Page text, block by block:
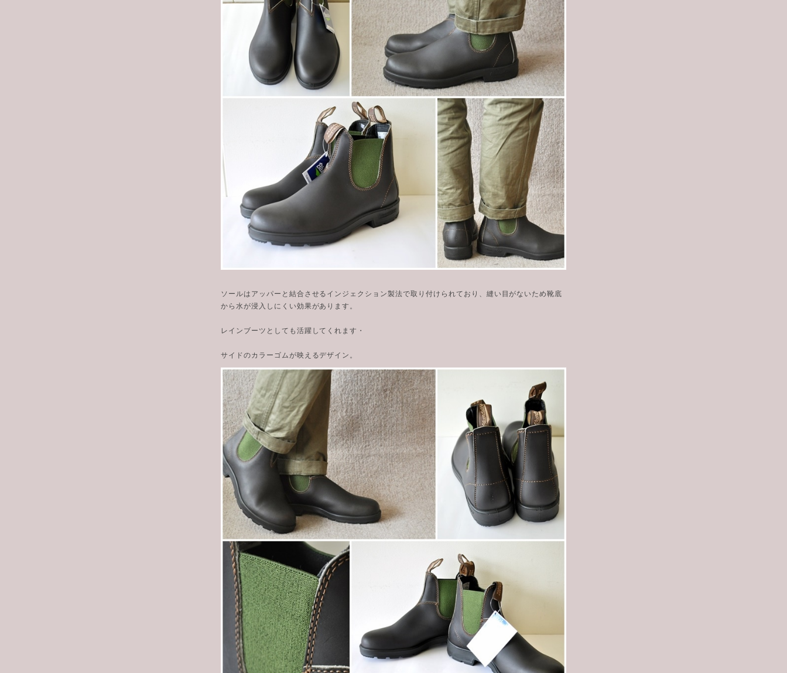
ソールはアッパーと結合させるインジェクション製法で取り付けられており、縫い目がないため靴底
から水が浸入しにくい効果があります。
レインブーツとしても活躍してくれます・
サイドのカラーゴムが映えるデザイン。